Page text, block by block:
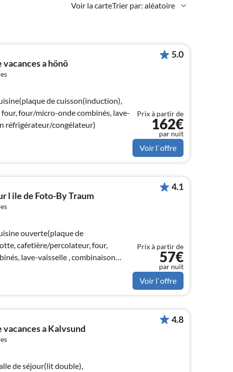
Voir la carteTrier par: aléatoire
a hönö
de cuisson(induction),
four/micro-onde combinés, lave-
réfrigérateur/congélateur)
5.0
Prix à partir de
162€
par nuit
Voir l`offre
l ile de Foto-By Traum
ouverte(plaque de
cafetière/percolateur, four,
lave-vaisselle , combinaison
4.1
Prix à partir de
57€
par nuit
Voir l`offre
a Kalvsund
de séjour(lit double),
4.8